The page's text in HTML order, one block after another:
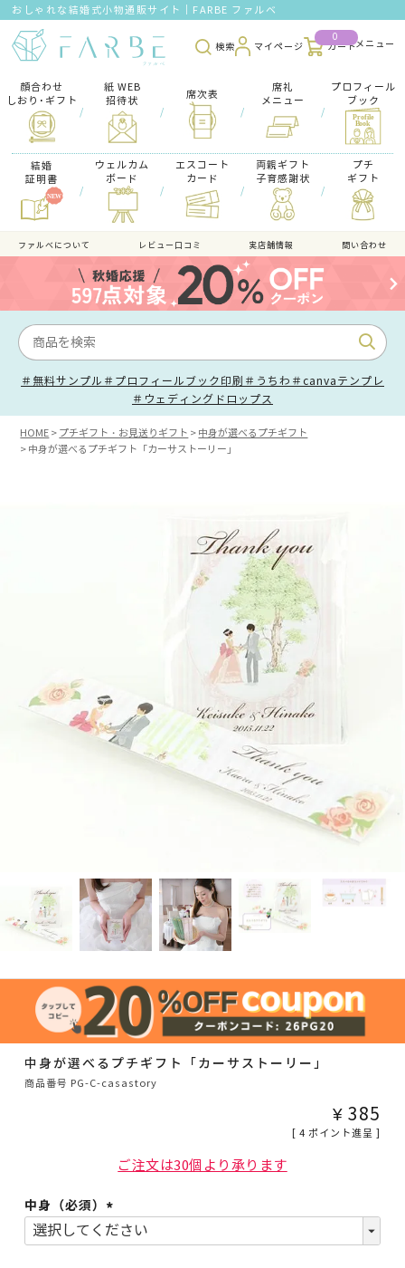
おしゃれな結婚式小物通販サイト｜FARBE ファルベ
検索 マイページ
0
カート
顔合わせ
しおり･ギフト
/
紙 WEB
招待状
/
席次表
/
席礼
メニュー
/
プロフィール
ブック
結婚
証明書
/
ウェルカム
ボード
/
エスコート
カード
/
両親ギフト
子育感謝状
/
プチ
ギフト
ファルべについて レビュー口コミ 実店舗情報 問い合わせ
＃無料サンプル ＃プロフィールブック印刷 ＃うちわ ＃canvaテンプレ
＃ウェディングドロップス
HOME プチギフト・お見送りギフト
中身が選べるプチギフト
中身が選べるプチギフト「カーサストーリー」
中身が選べるプチギフト「カーサストーリー」
商品番号 PG-C-casastory
¥ 385
[ 4 ポイント進呈 ]
ご注文は30個より承ります
中身（必須）
(必